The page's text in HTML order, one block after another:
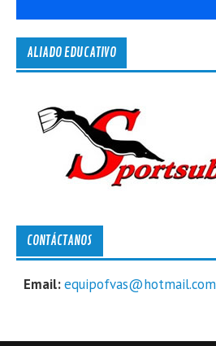
ALIADO EDUCATIVO
CONTÁCTANOS
Email:equipofvas@hotmail.com